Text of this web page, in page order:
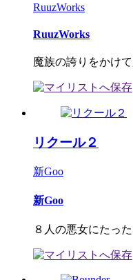
RuuzWorks
RuuzWorks
魔族の誇りをかけ
リクール２
新Goo
新Goo
８人の悪女にたっ